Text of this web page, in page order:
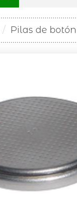
Pilas de botón